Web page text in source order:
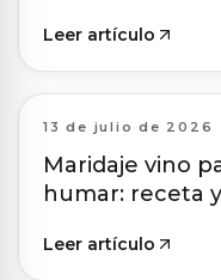
Leer artículo
13 de julio de 2026
Maridaje vino
humar: receta
Leer artículo